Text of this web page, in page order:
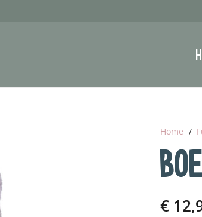
Home /
€